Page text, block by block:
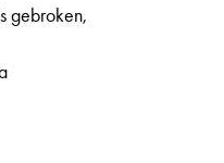
gebroken,